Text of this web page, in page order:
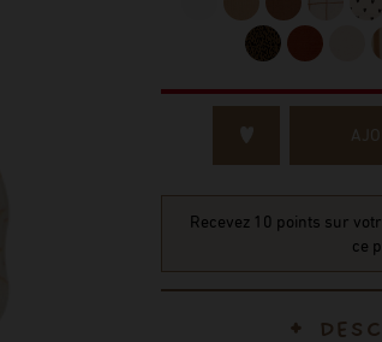
Recevez 10 points sur
ce